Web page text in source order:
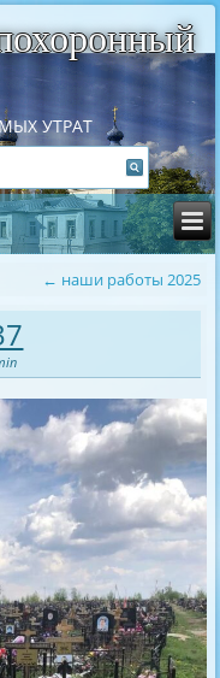
УТРАТ
← наши работы 2025